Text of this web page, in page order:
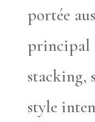
portée
principal
stacking,
style